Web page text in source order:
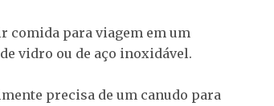
comida para viagem em um
vidro ou de aço inoxidável.
precisa de um canudo para